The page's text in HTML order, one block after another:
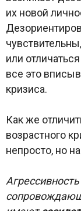
их новой
или
все это
кризиса.
Как же
возрастного
непросто, но